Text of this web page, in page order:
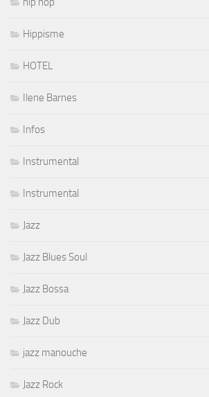
Hippisme
HOTEL
Ilene Barnes
Infos
Instrumental
Instrumental
Jazz
Jazz Blues Soul
Jazz Bossa
Jazz Dub
jazz manouche
Jazz Rock